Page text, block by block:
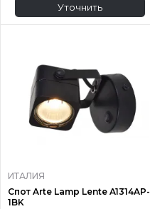
Уточнить
ИТАЛИЯ
Спот Arte Lamp Lente A1314AP-
1BK